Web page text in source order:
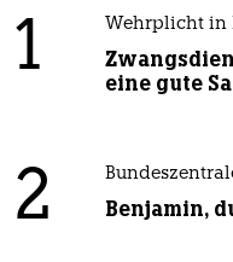
1 Wehrplicht in
eine gute
2 Benjamin,